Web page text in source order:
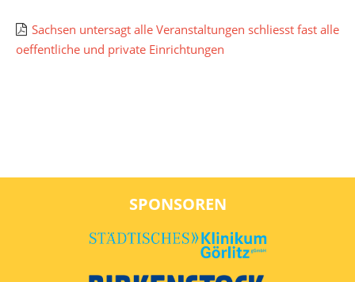
Sachsen untersagt alle Veranstaltungen schliesst fast alle
oeffentliche und private Einrichtungen
SPONSOREN